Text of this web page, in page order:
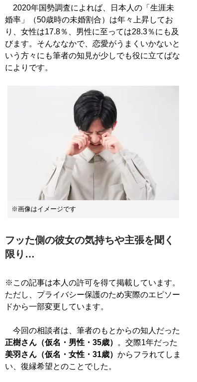
2020年国勢調査によれば、日本人の「生涯未
婚率」（50歳時の未婚割合）は年々上昇してお
り、女性は17.8％、男性に至っては28.3％にも及
びます。そんななかで、恋愛がうまくいかないと
いう方々にも筆者の知見が少しでも役に立てばな
によりです。
※画像はイメージです
フッた側の彼女の気持ちや主張を聞く
限り…
※この記事は本人の許可を得て掲載しています。
ただし、プライバシー保護のため実際のエピソー
ドから一部変更しています。
今回の相談者は、筆者のもとからの知人だった
正樹さん（仮名・男性・35歳）
。交際1年だった
美羽さん（仮名・女性・31歳） からフラれてしま
い、復縁希望とのことでした。